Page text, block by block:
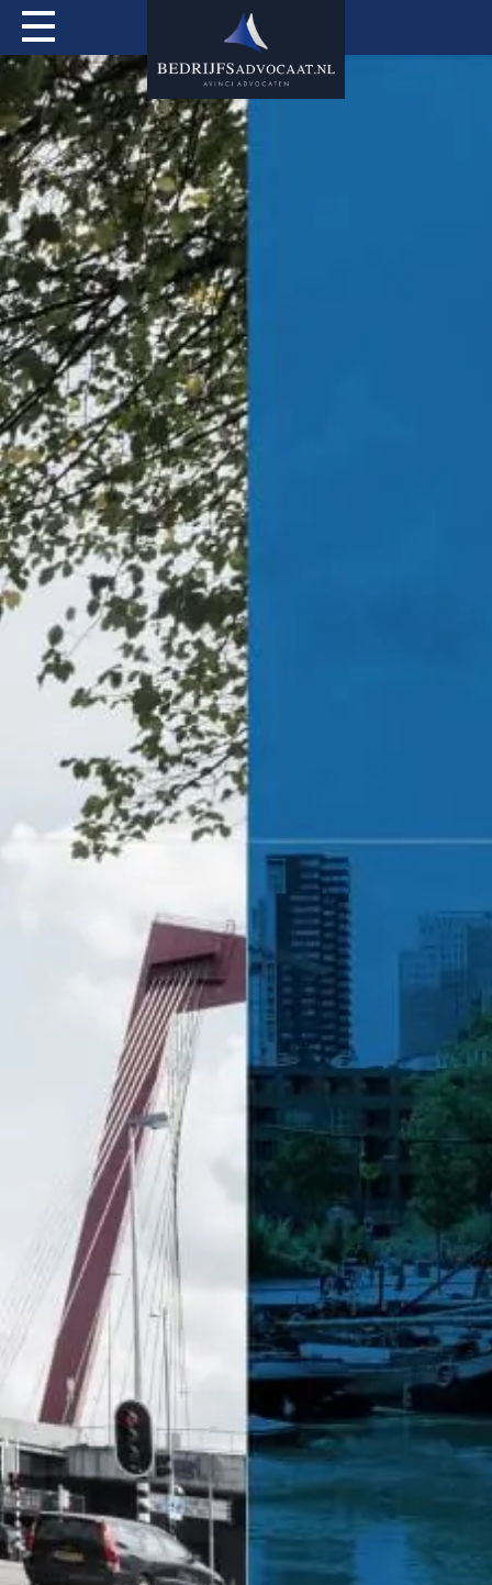
Actueel
Over mij
Expertises
Special Services
Tarieven
Contact